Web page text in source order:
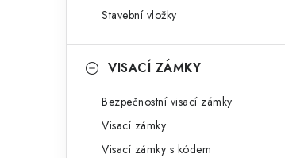
Stavební vložky
VISACÍ ZÁMKY
Bezpečnostní visací zámky
Visací zámky
Visací zámky s kódem